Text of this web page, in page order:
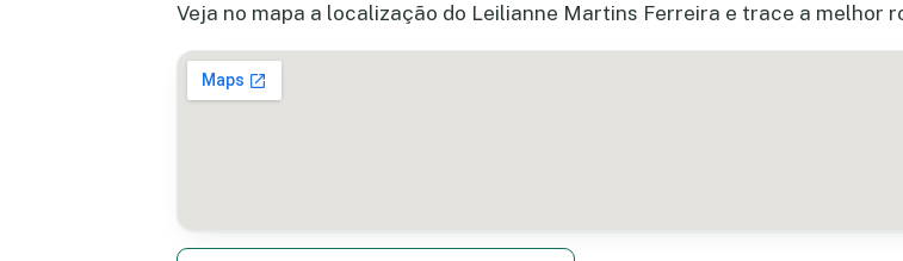
Veja no mapa a localização do Leilianne Martins Ferreira e trace a melhor